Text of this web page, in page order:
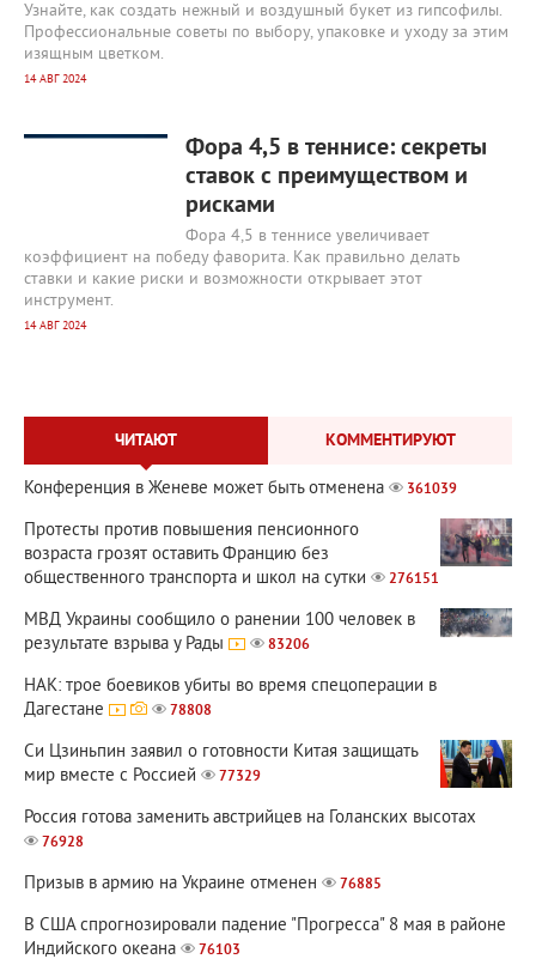
Узнайте, как создать нежный и воздушный букет из гипсофилы.
Профессиональные советы по выбору, упаковке и уходу за этим
изящным цветком.
14 АВГ 2024
Фора 4,5 в теннисе: секреты
ставок с преимуществом и
рисками
Фора 4,5 в теннисе увеличивает
коэффициент на победу фаворита. Как правильно делать
ставки и какие риски и возможности открывает этот
инструмент.
14 АВГ 2024
ЧИТАЮТ КОММЕНТИРУЮТ
Конференция в Женеве может быть отменена 361039
Протесты против повышения пенсионного
возраста грозят оставить Францию без
общественного транспорта и школ на сутки
276151
МВД Украины сообщило о ранении 100 человек в
результате взрыва у Рады
83206
НАК: трое боевиков убиты во время спецоперации в
Дагестане
78808
Си Цзиньпин заявил о готовности Китая защищать
мир вместе с Россией
77329
Россия готова заменить австрийцев на Голанских высотах
76928
Призыв в армию на Украине отменен 76885
В США спрогнозировали падение "Прогресса" 8 мая в районе
Индийского океана
76103